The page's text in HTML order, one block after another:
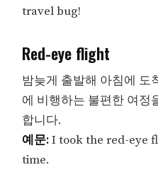
travel bug!
Red-eye flight
밤늦게 출발해 아침에 도
에 비행하는 불편한 여정
합니다.
예문:I took the red-eye
time.